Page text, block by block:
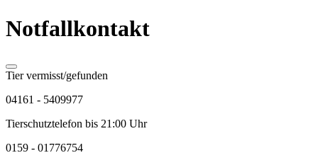
Notfallkontakt
Tier vermisst/gefunden
04161 - 5409977
Tierschutztelefon bis 21:00 Uhr
0159 - 01776754